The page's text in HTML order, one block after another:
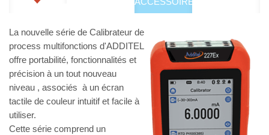
La nouvelle série de Calibrateur de
process multifonctions d'ADDITEL
offre portabilité, fonctionnalités et
précision à un tout nouveau
niveau , associés à un écran
tactile de couleur intuitif et facile à
utiliser.
Cette série comprend un